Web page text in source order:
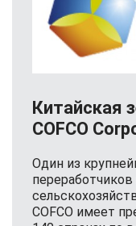
Китайская
COFCO
Один из
COFCO имеет